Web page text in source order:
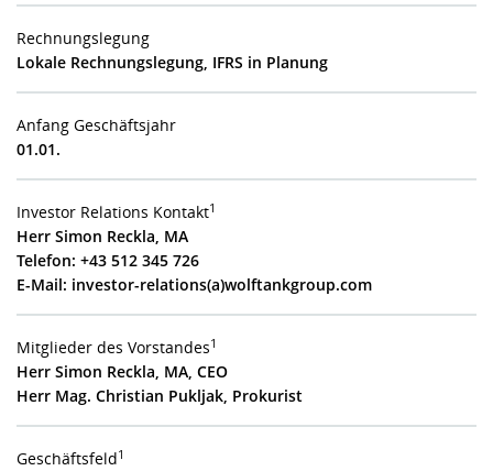
Rechnungslegung
Lokale Rechnungslegung, IFRS in Planung
Anfang Geschäftsjahr
01.01.
Investor Relations Kontakt1
Herr Simon Reckla, MA
Telefon: +43 512 345 726
E-Mail: investor-relations(a)wolftankgroup.com
Mitglieder des Vorstandes1
Herr Simon Reckla, MA, CEO
Herr Mag. Christian Pukljak, Prokurist
Geschäftsfeld1